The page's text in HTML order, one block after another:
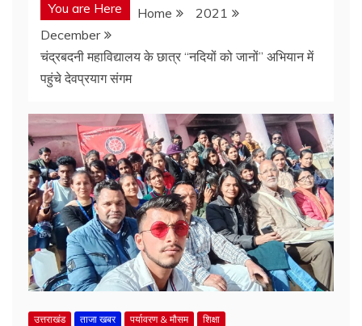
You are Here Home
2021
December
चंद्रबदनी महाविद्यालय के छात्र “नदियों को जानों” अभियान में
पहुंचे देवप्रयाग संगम
उत्तराखंड ताजा खबर पर्यावरण & मौसम शिक्षा